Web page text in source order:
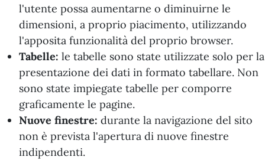
l'utente possa aumentarne o diminuirne le
dimensioni, a proprio piacimento, utilizzando
l'apposita funzionalità del proprio browser.
Tabelle: le tabelle sono state utilizzate solo per la
presentazione dei dati in formato tabellare. Non
sono state impiegate tabelle per comporre
graficamente le pagine.
Nuove finestre: durante la navigazione del sito
non è prevista l'apertura di nuove finestre
indipendenti.